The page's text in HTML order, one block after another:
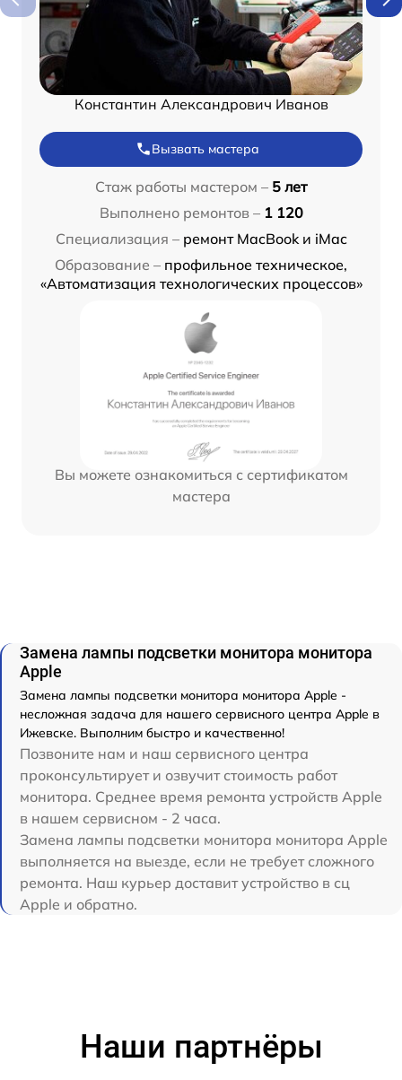
Константин Александрович Иванов
Вызвать мастера
Стаж работы мастером – 5 лет
Выполнено ремонтов – 1 120
Специализация – ремонт MacBook и iMac
Образование – профильное техническое,
«Автоматизация технологических процессов»
Вы можете ознакомиться с сертификатом
мастера
Замена лампы подсветки монитора монитора
Apple
Замена лампы подсветки монитора монитора Apple -
несложная задача для нашего сервисного центра Apple в
Ижевске. Выполним быстро и качественно!
Позвоните нам и наш сервисного центра
проконсультирует и озвучит стоимость работ
монитора. Среднее время ремонта устройств Apple
в нашем сервисном - 2 часа.
Замена лампы подсветки монитора монитора Apple
выполняется на выезде, если не требует сложного
ремонта. Наш курьер доставит устройство в сц
Apple и обратно.
Наши партнёры